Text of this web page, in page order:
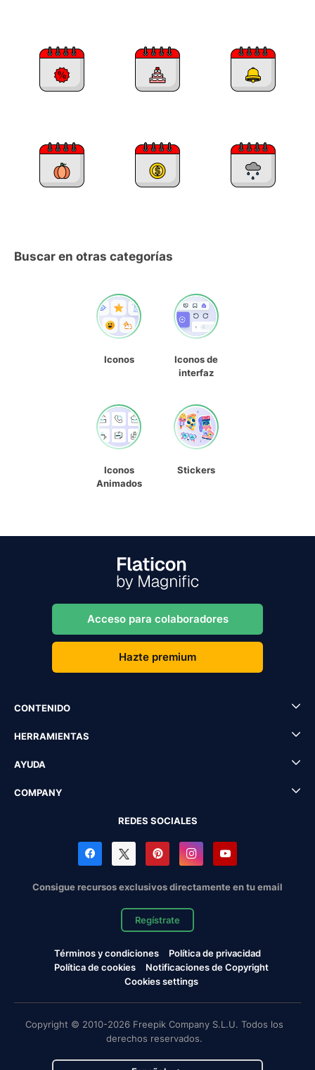
Buscar en otras categorías
Iconos
Iconos de
interfaz
Iconos
Animados
Stickers
Acceso para colaboradores
Hazte premium
CONTENIDO
HERRAMIENTAS
AYUDA
COMPANY
REDES SOCIALES
Consigue recursos exclusivos directamente en tu email
Regístrate
Términos y condiciones
Política de privacidad
Política de cookies
Notificaciones de Copyright
Cookies settings
Copyright © 2010-2026 Freepik Company S.L.U. Todos los
derechos reservados.